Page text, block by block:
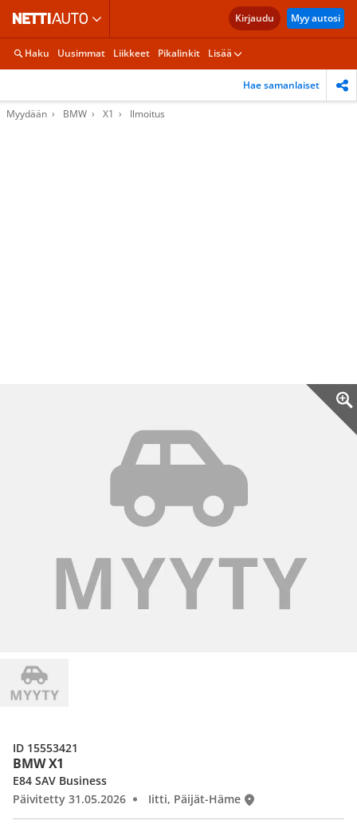
Kirjaudu Myy autosi
Haku Uusimmat Liikkeet Pikalinkit Lisää
Hae samanlaiset
Myydään BMW X1 Ilmoitus
BMW X1
E84 SAV Business
Päivitetty 31.05.2026
Iitti, Päijät-Häme
ID 15553421